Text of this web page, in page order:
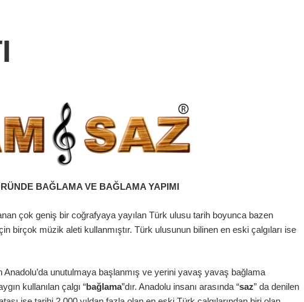
BAĞLAMA VE BAĞLAMA YAPIMI
çok geniş bir coğrafyaya yayılan Türk ulusu tarih boyunca bazen
birçok müzik aleti kullanmıştır. Türk ulusunun bilinen en eski çalgıları ise
Anadolu’da unutulmaya başlanmış ve yerini yavaş yavaş bağlama
kullanılan çalgı “bağlama”dır. Anadolu insanı arasında “saz” da denilen